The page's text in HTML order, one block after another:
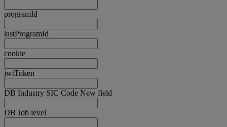
programId
lastProgramId
cookie
jwtToken
DB Industry SIC Code New field
DB Job level